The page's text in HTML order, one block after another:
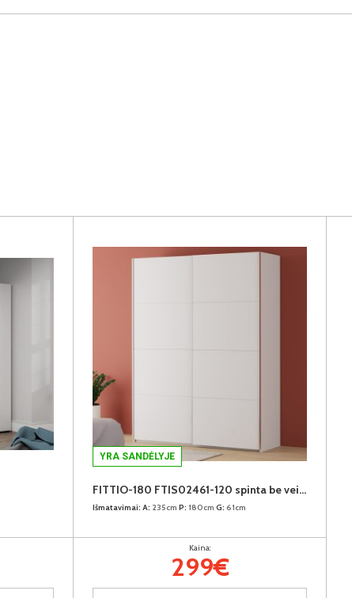
YRA SANDĖLYJE
FITTIO-180 FTIS02461-120 spinta be veidrodžio
Išmatavimai: A: 235cm P: 180cm G: 61cm
Kaina:
299€